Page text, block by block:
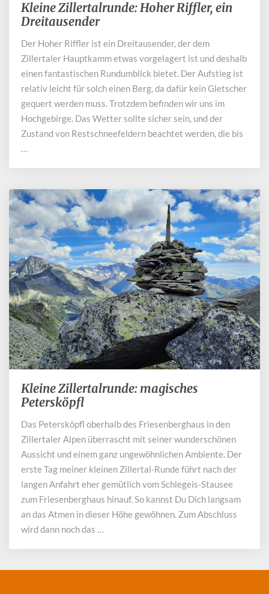
Kleine
Zillertalrunde:
Riffler,
ein
Dreitausender
Kleine Zillertalrunde: Hoher Riffler, ein
Dreitausender
Der Hoher Riffler ist ein Dreitausender, der dem
Zillertaler Hauptkamm etwas vorgelagert ist und deshalb
einen fantastischen Rundumblick bietet. Der Aufstieg ist
relativ leicht für solch einen Berg, da dafür kein Gletscher
gequert werden muss. Trotzdem befinden wir uns im
Hochgebirge. Das Wetter sollte sicher sein, und der
Zustand von Restschneefeldern beachtet werden, die bis
…
Kleine
Zillertalrunde:
Petersköpfl
Kleine Zillertalrunde: magisches
Petersköpfl
Das Petersköpfl oberhalb des Friesenberghaus in den
Zillertaler Alpen überrascht mit seiner wunderschönen
Aussicht und einem ganz ungewöhnlichen Ambiente. Der
erste Tag meiner kleinen Zillertal-Runde führt nach der
langen Anfahrt eher gemütlich vom Schlegeis-Stausee
zum Friesenberghaus hinauf. So kannst Du Dich langsam
an das Atmen in dieser Höhe gewöhnen. Zum Abschluss
wird dann noch das …